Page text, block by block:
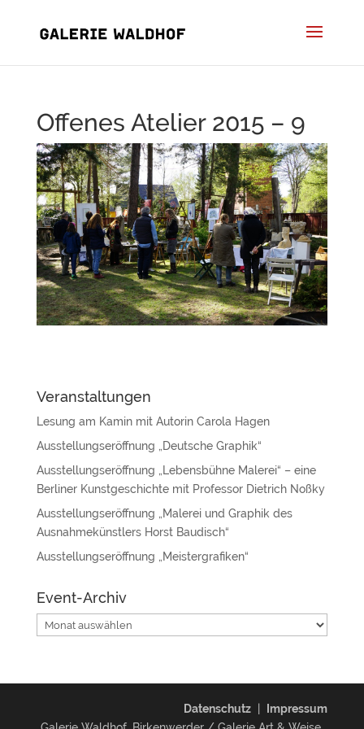
Offenes Atelier 2015 – 9
Veranstaltungen
Lesung am Kamin mit Autorin Carola Hagen
Ausstellungseröffnung „Deutsche Graphik“
Ausstellungseröffnung „Lebensbühne Malerei“ – eine
Berliner Kunstgeschichte mit Professor Dietrich Noßky
Ausstellungseröffnung „Malerei und Graphik des
Ausnahmekünstlers Horst Baudisch“
Ausstellungseröffnung „Meistergrafiken“
Event-Archiv
Event-
Archiv
Datenschutz
Impressum